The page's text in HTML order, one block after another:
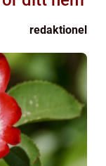
redaktionel